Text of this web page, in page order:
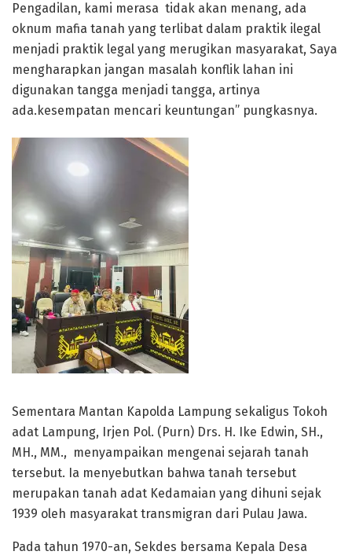
Pengadilan, kami merasa tidak akan menang, ada
oknum mafia tanah yang terlibat dalam praktik ilegal
menjadi praktik legal yang merugikan masyarakat, Saya
mengharapkan jangan masalah konflik lahan ini
digunakan tangga menjadi tangga, artinya
ada.kesempatan mencari keuntungan” pungkasnya.
Sementara Mantan Kapolda Lampung sekaligus Tokoh
adat Lampung, Irjen Pol. (Purn) Drs. H. Ike Edwin, SH.,
MH., MM., menyampaikan mengenai sejarah tanah
tersebut. Ia menyebutkan bahwa tanah tersebut
merupakan tanah adat Kedamaian yang dihuni sejak
1939 oleh masyarakat transmigran dari Pulau Jawa.
Pada tahun 1970-an, Sekdes bersama Kepala Desa